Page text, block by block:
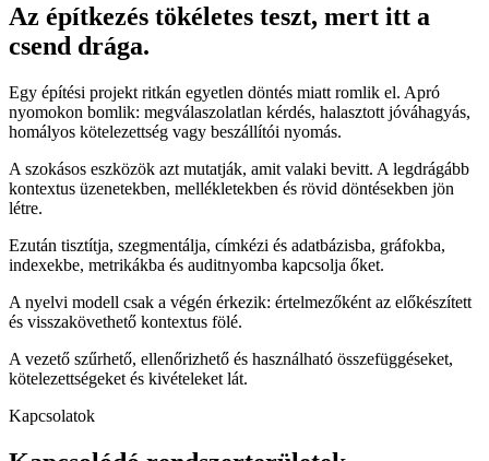
Az építkezés tökéletes teszt, mert itt a
csend drága.
Egy építési projekt ritkán egyetlen döntés miatt romlik el. Apró
nyomokon bomlik: megválaszolatlan kérdés, halasztott jóváhagyás,
homályos kötelezettség vagy beszállítói nyomás.
A szokásos eszközök azt mutatják, amit valaki bevitt. A legdrágább
kontextus üzenetekben, mellékletekben és rövid döntésekben jön
létre.
Ezután tisztítja, szegmentálja, címkézi és adatbázisba, gráfokba,
indexekbe, metrikákba és auditnyomba kapcsolja őket.
A nyelvi modell csak a végén érkezik: értelmezőként az előkészített
és visszakövethető kontextus fölé.
A vezető szűrhető, ellenőrizhető és használható összefüggéseket,
kötelezettségeket és kivételeket lát.
Kapcsolatok